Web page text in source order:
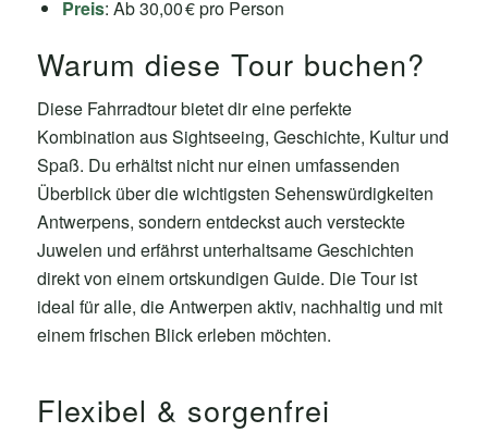
Preis: Ab 30,00 € pro Person
Warum diese Tour buchen?
Diese Fahrradtour bietet dir eine perfekte
Kombination aus Sightseeing, Geschichte, Kultur und
Spaß. Du erhältst nicht nur einen umfassenden
Überblick über die wichtigsten Sehenswürdigkeiten
Antwerpens, sondern entdeckst auch versteckte
Juwelen und erfährst unterhaltsame Geschichten
direkt von einem ortskundigen Guide. Die Tour ist
ideal für alle, die Antwerpen aktiv, nachhaltig und mit
einem frischen Blick erleben möchten.
Flexibel & sorgenfrei